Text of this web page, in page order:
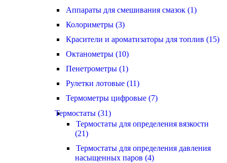
Аппараты для смешивания смазок (1)
Колориметры (3)
Красители и ароматизаторы для топлив (15)
Октанометры (10)
Пенетрометры (1)
Рулетки лотовые (11)
Термометры цифровые (7)
Термостаты (31)
Термостаты для определения вязкости
(21)
Термостаты для определения давления
насыщенных паров (4)